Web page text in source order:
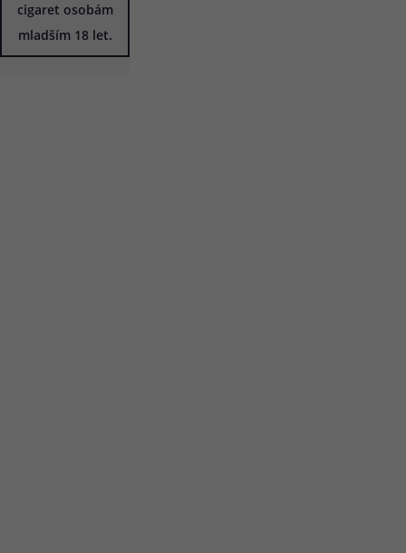
cigaret osobám
mladším 18 let.